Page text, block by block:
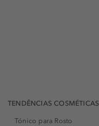
TENDÊNCIAS COSMÉTICAS
Tónico para Rosto